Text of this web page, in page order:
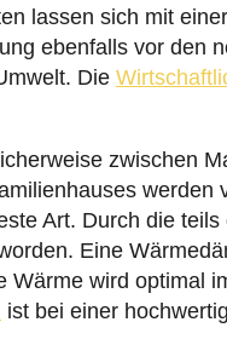
lassen sich mit
ebenfalls vor den
Die
zwischen
Art. Durch die
Eine
wird optimal
ist bei einer